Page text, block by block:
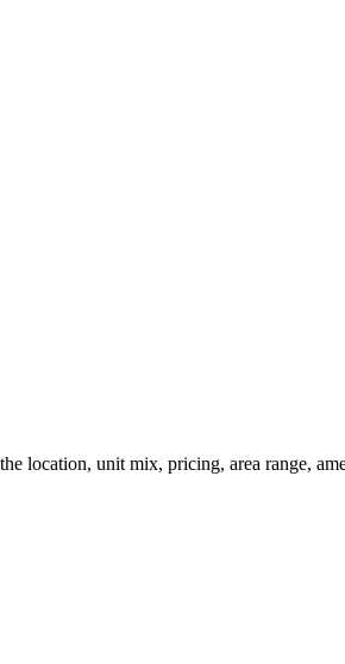
location, unit mix, pricing, area range,